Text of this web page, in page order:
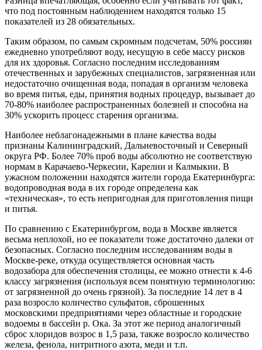
что под постоянным наблюдением находятся только 15
показателей из 28 обязательных.
Таким образом, по самым скромным подсчетам, 50% россиян
ежедневно употребляют воду, несущую в себе массу рисков
для их здоровья. Согласно последним исследованиям
отечественных и зарубежных специалистов, загрязненная или
недостаточно очищенная вода, попадая в организм человека
во время питья, еды, принятия водных процедур, вызывает до
70-80% наиболее распространенных болезней и способна на
30% ускорить процесс старения организма.
Наиболее неблагонадежными в плане качества воды
признаны Калининградский, Дальневосточный и Северный
округа РФ. Более 70% проб воды абсолютно не соответствую
нормам в Карачаево-Черкесии, Карелии и Калмыкии. В
ужасном положении находятся жители города Екатеринбурга:
водопроводная вода в их городе определена как
«техническая», то есть непригодная для приготовления пищи
и питья.
По сравнению с Екатеринбургом, вода в Москве является
весьма неплохой, но ее показатели тоже достаточно далеки от
безопасных. Согласно последним исследованиям воды в
Москве-реке, откуда осуществляется основная часть
водозабора для обеспечения столицы, ее можно отнести к 4-6
классу загрязнения (используя всем понятную терминологию:
от загрязненной до очень грязной). За последние 14 лет в 4
раза возросло количество сульфатов, сброшенных
московскими предприятиями через областные и городские
водоемы в бассейн р. Ока. За этот же период аналогичный
сброс хлоридов возрос в 1,5 раза, также возросло количество
железа, фенола, нитритного азота, меди и т.п.